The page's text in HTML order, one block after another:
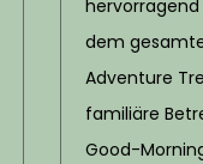
dem
Adventure
familiäre
Good-